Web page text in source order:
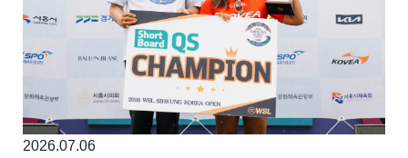
2026.07.06